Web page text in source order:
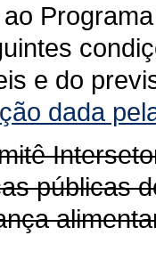
e do
dada
públicas